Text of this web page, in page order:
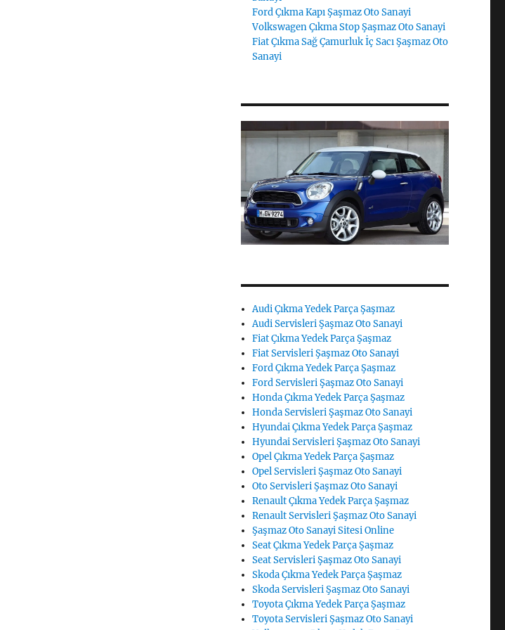
Ford Çıkma Kapı Şaşmaz Oto Sanayi
Volkswagen Çıkma Stop Şaşmaz Oto Sanayi
Fiat Çıkma Sağ Çamurluk İç Sacı Şaşmaz Oto
Sanayi
Audi Çıkma Yedek Parça Şaşmaz
Audi Servisleri Şaşmaz Oto Sanayi
Fiat Çıkma Yedek Parça Şaşmaz
Fiat Servisleri Şaşmaz Oto Sanayi
Ford Çıkma Yedek Parça Şaşmaz
Ford Servisleri Şaşmaz Oto Sanayi
Honda Çıkma Yedek Parça Şaşmaz
Honda Servisleri Şaşmaz Oto Sanayi
Hyundai Çıkma Yedek Parça Şaşmaz
Hyundai Servisleri Şaşmaz Oto Sanayi
Opel Çıkma Yedek Parça Şaşmaz
Opel Servisleri Şaşmaz Oto Sanayi
Oto Servisleri Şaşmaz Oto Sanayi
Renault Çıkma Yedek Parça Şaşmaz
Renault Servisleri Şaşmaz Oto Sanayi
Şaşmaz Oto Sanayi Sitesi Online
Seat Çıkma Yedek Parça Şaşmaz
Seat Servisleri Şaşmaz Oto Sanayi
Skoda Çıkma Yedek Parça Şaşmaz
Skoda Servisleri Şaşmaz Oto Sanayi
Toyota Çıkma Yedek Parça Şaşmaz
Toyota Servisleri Şaşmaz Oto Sanayi